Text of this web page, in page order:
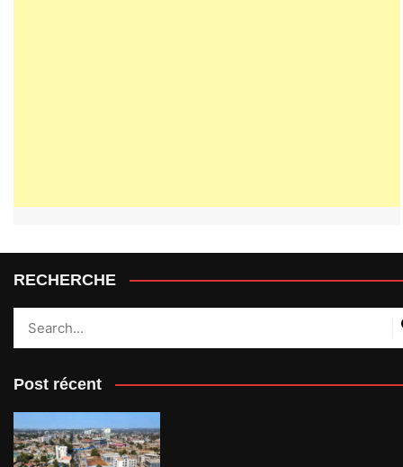
RECHERCHE
Post récent